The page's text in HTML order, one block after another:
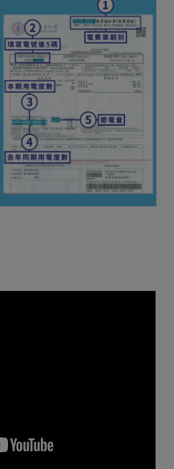
圖書禮品